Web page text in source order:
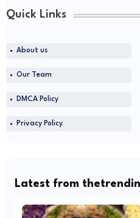
Quick Links
About us
Our Team
DMCA Policy
Privacy Policy
Latest from